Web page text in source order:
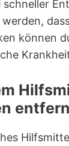
schneller
können